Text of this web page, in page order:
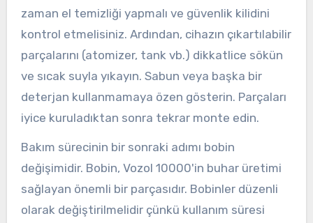
zaman el temizliği yapmalı ve güvenlik kilidini
kontrol etmelisiniz. Ardından, cihazın çıkartılabilir
parçalarını (atomizer, tank vb.) dikkatlice sökün
ve sıcak suyla yıkayın. Sabun veya başka bir
deterjan kullanmamaya özen gösterin. Parçaları
iyice kuruladıktan sonra tekrar monte edin.
Bakım sürecinin bir sonraki adımı bobin
değişimidir. Bobin, Vozol 10000'in buhar üretimi
sağlayan önemli bir parçasıdır. Bobinler düzenli
olarak değiştirilmelidir çünkü kullanım süresi